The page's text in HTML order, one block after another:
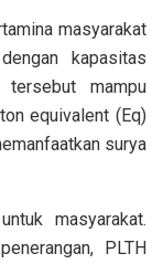
masyarakat
kapasitas
mampu
equivalent (Eq)
surya
masyarakat.
PLTH